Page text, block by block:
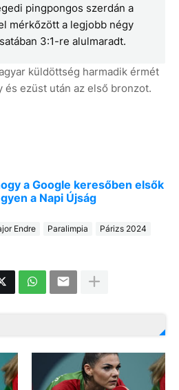
pingpongos szerdán a
mérkőzött a legjobb négy
3:1-re alulmaradt.
küldöttség harmadik érmét
és ezüst után az első bronzot.
a Google keresőben elsők
a Napi Újság
Endre Paralimpia
Párizs 2024